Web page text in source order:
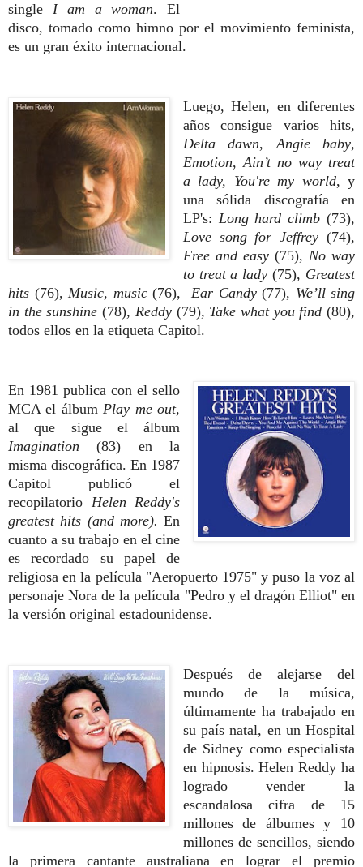
single I am a woman.El
disco, tomado como himno por el movimiento feminista,
es un gran éxito internacional.
Luego, Helen, en diferentes
años consigue varios hits,
Delta dawn,Angie baby,
Emotion,Ain’t no waytreat
a lady, You're my world, y
una sólida discografía en
LP's: Longhard climb (73),
Love song for Jeffrey (74),
Free and easy(75), No way
to treat a lady (75), Greatest
hits (76), Music, music(76), Ear Candy (77), We’ll sing
in the sunshine (78), Reddy(79), Take what you find(80),
todos ellos en la etiqueta Capitol.
En 1981 publica con el sello
MCA el álbumPlay me out,
al que sigue el álbum
Imagination(83) en la
misma discográfica. En 1987
Capitol publicó el
recopilatorio Helen Reddy's
greatest hits (and more).En
cuanto a su trabajo en el cine
es recordado su papel de
religiosa en la película "Aeropuerto 1975" y puso la voz al
personaje Nora de la película "Pedro y el dragón Elliot" en
la versión original estadounidense.
Después de alejarse del
mundo de la música,
últimamente ha trabajado en
su país natal, en un Hospital
de Sidney como especialista
en hipnosis. Helen Reddy ha
logrado vender la
escandalosa cifra de 15
millones de álbumes y 10
millones de sencillos, siendo
la primera cantante australiana en lograr el premio